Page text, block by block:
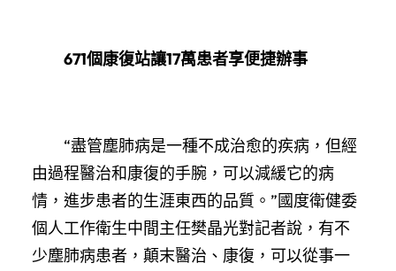
671個康復站讓17萬患者享便捷辦事
“盡管塵肺病是一種不成治愈的疾病，但經
由過程醫治和康復的手腕，可以減緩它的病
情，進步患者的生涯東西的品質。”國度衛健委
個人工作衛生中間主任樊晶光對記者說，有不
少塵肺病患者，顛末醫治、康復，可以從事一